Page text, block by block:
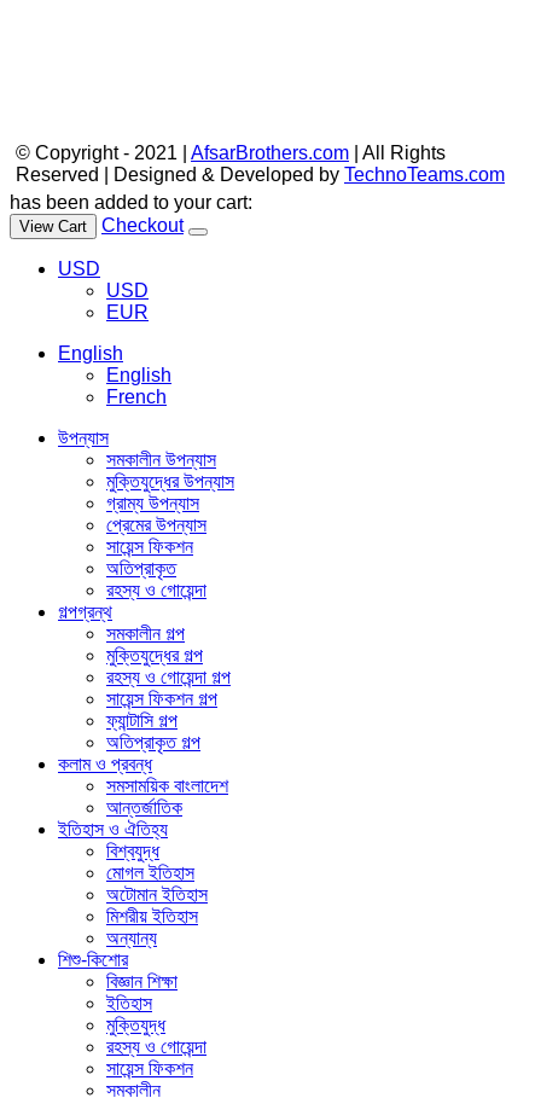
© Copyright - 2021 | AfsarBrothers.com | All Rights
Reserved | Designed & Developed by TechnoTeams.com
has been added to your cart:
View Cart Checkout
USD
USD
EUR
English
English
French
উপন্যাস
সমকালীন উপন্যাস
মুক্তিযুদ্ধের উপন্যাস
গ্রাম্য উপন্যাস
প্রেমের উপন্যাস
সায়েন্স ফিকশন
অতিপ্রাকৃত
রহস্য ও গোয়েন্দা
গল্পগ্রন্থ
সমকালীন গল্প
মুক্তিযুদ্ধের গল্প
রহস্য ও গোয়েন্দা গল্প
সায়েন্স ফিকশন গল্প
ফ্যান্টাসি গল্প
অতিপ্রাকৃত গল্প
কলাম ও প্রবন্ধ
সমসাময়িক বাংলাদেশ
আন্তর্জাতিক
ইতিহাস ও ঐতিহ্য
বিশ্বযুদ্ধ
মোগল ইতিহাস
অটোমান ইতিহাস
মিশরীয় ইতিহাস
অন্যান্য
শিশু-কিশোর
বিজ্ঞান শিক্ষা
ইতিহাস
মুক্তিযুদ্ধ
রহস্য ও গোয়েন্দা
সায়েন্স ফিকশন
সমকালীন